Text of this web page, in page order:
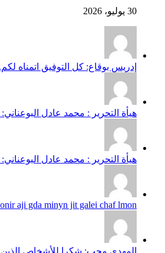
30 يوليو، 2026
إدريس بوقاع: كل التوفيق اتمناه
هيأة التحرير : محمد عادل
هيأة التحرير : محمد عادل
aji gda minyn jit galei chaf lmon...
المهدي محب: شكرا للأشخاص الذين